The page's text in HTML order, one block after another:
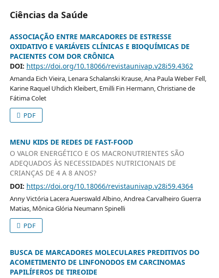
Ciências da Saúde
ASSOCIAÇÃO ENTRE MARCADORES DE ESTRESSE
OXIDATIVO E VARIÁVEIS CLÍNICAS E BIOQUÍMICAS DE
PACIENTES COM DOR CRÔNICA
DOI: https://doi.org/10.18066/revistaunivap.v28i59.4362
Amanda Eich Vieira, Lenara Schalanski Krause, Ana Paula Weber Fell,
Karine Raquel Uhdich Kleibert, Emilli Fin Hermann, Christiane de
Fátima Colet
PDF
MENU KIDS DE REDES DE FAST-FOOD
O VALOR ENERGÉTICO E OS MACRONUTRIENTES SÃO
ADEQUADOS ÀS NECESSIDADES NUTRICIONAIS DE
CRIANÇAS DE 4 A 8 ANOS?
DOI: https://doi.org/10.18066/revistaunivap.v28i59.4364
Anny Victória Lacera Auerswald Albino, Andrea Carvalheiro Guerra
Matias, Mônica Glória Neumann Spinelli
PDF
BUSCA DE MARCADORES MOLECULARES PREDITIVOS DO
ACOMETIMENTO DE LINFONODOS EM CARCINOMAS
PAPILÍFEROS DE TIREOIDE